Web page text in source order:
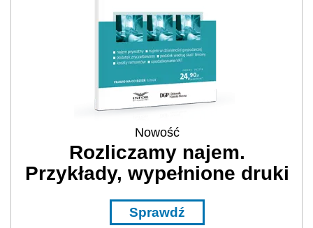
Nowość
Rozliczamy najem.
Przykłady, wypełnione druki
Sprawdź